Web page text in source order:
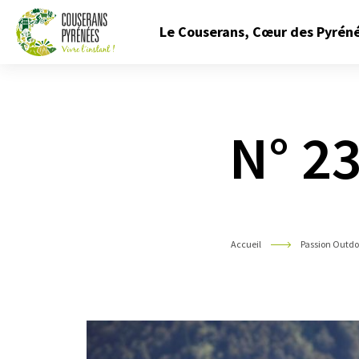
Le Couserans, Cœur des
N°
Accueil Passion